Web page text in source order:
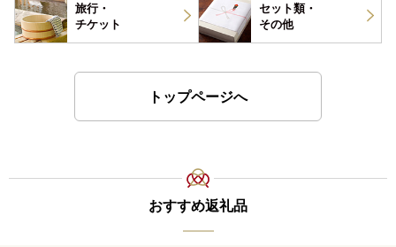
旅行・
チケット
セット類・
その他
トップページへ
おすすめ返礼品